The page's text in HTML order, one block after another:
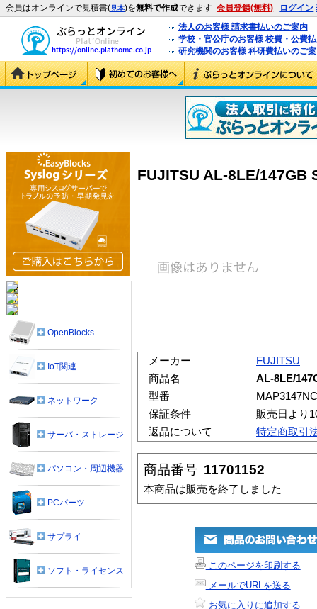
会員はオンラインで見積書(見本)を無料で作成できます 会員登録(無料) ログイン
法人のお客様 請求書払いのご案内
学校・官公庁のお客様 校費・公費
研究機関のお客様 科研費払いのご
FUJITSU AL-8LE/147GB
メーカー
FUJITSU
商品名
AL-8LE/
型番
保証条件
販売日より
返品について
特定商取引
商品番号 11701152
本商品は販売を終了しました
このページを印刷する
メールでURLを送る
お気に入りに追加する
OpenBlocks
IoT関連
ネットワーク
サーバ・ストレージ
パソコン・周辺機器
PCパーツ
サプライ
ソフト・ライセンス